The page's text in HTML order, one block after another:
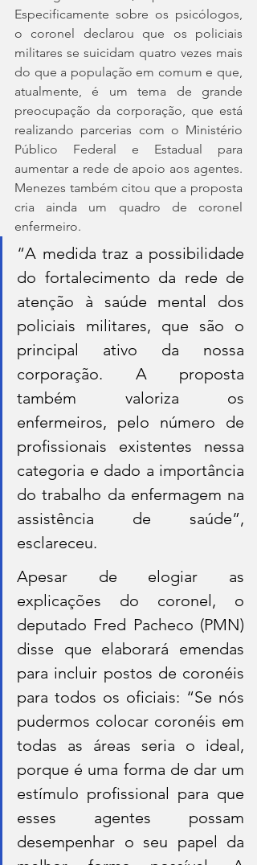
Especificamente sobre os psicólogos,
o coronel declarou que os policiais
militares se suicidam quatro vezes mais
do que a população em comum e que,
atualmente, é um tema de grande
preocupação da corporação, que está
realizando parcerias com o Ministério
Público Federal e Estadual para
aumentar a rede de apoio aos agentes.
Menezes também citou que a proposta
cria ainda um quadro de coronel
enfermeiro.
“A medida traz a possibilidade
do fortalecimento da rede de
atenção à saúde mental dos
policiais militares, que são o
principal ativo da nossa
corporação. A proposta
também valoriza os
enfermeiros, pelo número de
profissionais existentes nessa
categoria e dado a importância
do trabalho da enfermagem na
assistência de saúde”,
esclareceu.
Apesar de elogiar as
explicações do coronel, o
deputado Fred Pacheco (PMN)
disse que elaborará emendas
para incluir postos de coronéis
para todos os oficiais: “Se nós
pudermos colocar coronéis em
todas as áreas seria o ideal,
porque é uma forma de dar um
estímulo profissional para que
esses agentes possam
desempenhar o seu papel da